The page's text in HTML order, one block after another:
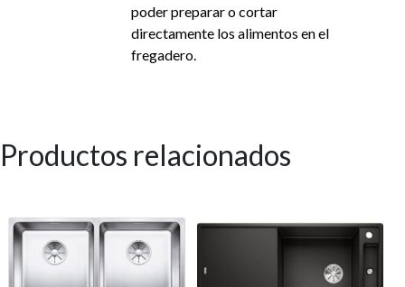
poder preparar o cortar
directamente los alimentos en el
fregadero.
Productos relacionados